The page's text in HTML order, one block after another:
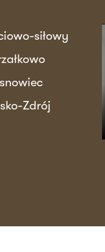
siłowy
Zdrój